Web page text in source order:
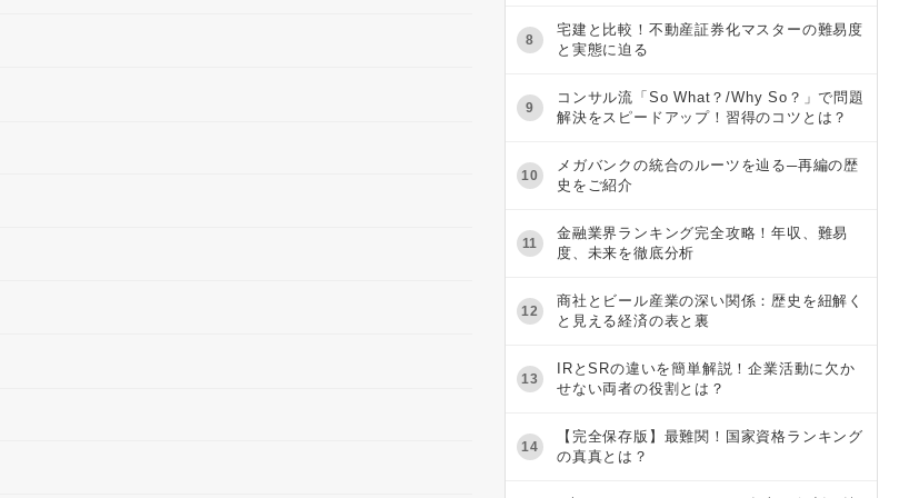
8
宅建と比較！不動産証券化マスターの難易度
と実態に迫る
9
コンサル流「So What？/Why So？」で問題
解決をスピードアップ！習得のコツとは？
10
メガバンクの統合のルーツを辿る─再編の歴
史をご紹介
11
金融業界ランキング完全攻略！年収、難易
度、未来を徹底分析
12
商社とビール産業の深い関係：歴史を紐解く
と見える経済の表と裏
13
IRとSRの違いを簡単解説！企業活動に欠か
せない両者の役割とは？
14
【完全保存版】最難関！国家資格ランキング
の真真とは？